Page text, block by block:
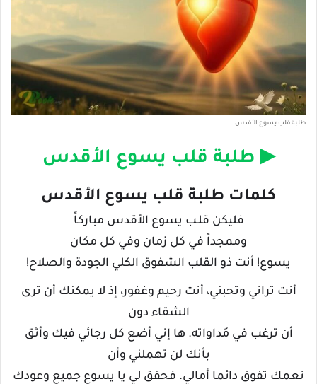
طلبة قلب يسوع الأقدس
▶ طلبة قلب يسوع الأقدس
كلمات طلبة قلب يسوع الأقدس
فليكن قلـب يسوع الأقدس مباركاً
وممجداً في كل زمان وفي كل مكان
يسوع! أنت ذو القلب الشفوق الكلي الجودة والصلاح!
أنت تراني وتحبني، أنت رحيم وغفور، إذ لا يمكنك أن ترى
الشقاء دون
أن ترغب في مُداواته. ها إني أضع كل رجائي فيك وأثق
بأنك لن تهملني وأن
نعمك تفوق دائما أمالي. فحقق لي يا يسوع جميع وعودك